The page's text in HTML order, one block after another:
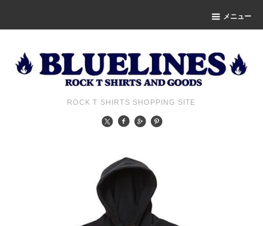
メニュー
ROCK T SHIRTS SHOPPING SITE